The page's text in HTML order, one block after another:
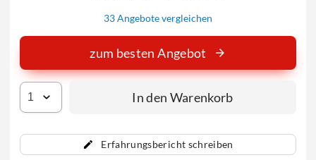
Erfahrungsbericht schreiben
33 Angebote vergleichen
zum besten Angebot
In den Warenkorb